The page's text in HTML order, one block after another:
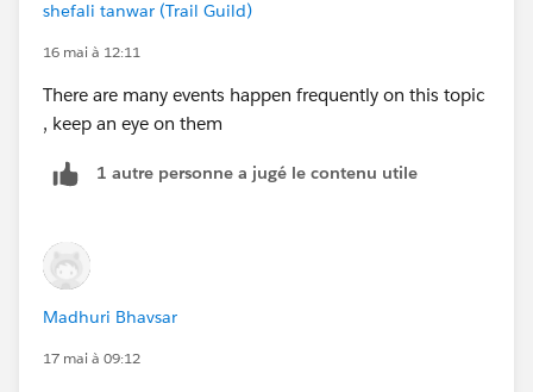
shefali tanwar (Trail Guild)
16 mai à 12:11
There are many events happen frequently on this topic
, keep an eye on them
1 autre personne a jugé le contenu utile
Madhuri Bhavsar
17 mai à 09:12